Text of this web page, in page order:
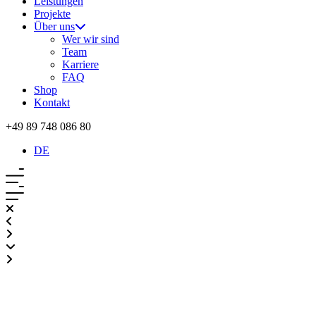
Projekte
Über uns
Wer wir sind
Team
Karriere
FAQ
Shop
Kontakt
+49 89 748 086 80
DE